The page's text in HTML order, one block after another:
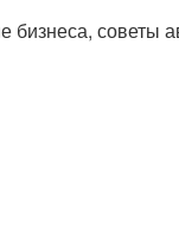
советы